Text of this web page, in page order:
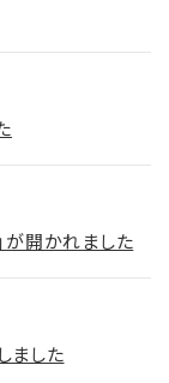
が開かれました
ました